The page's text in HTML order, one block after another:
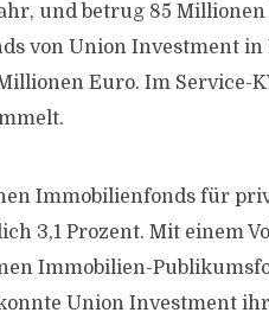
und betrug 85 Millionen
von Union Investment in
Euro. Im Service-
Immobilienfonds für
3,1 Prozent. Mit einem
Immobilien-
Union Investment